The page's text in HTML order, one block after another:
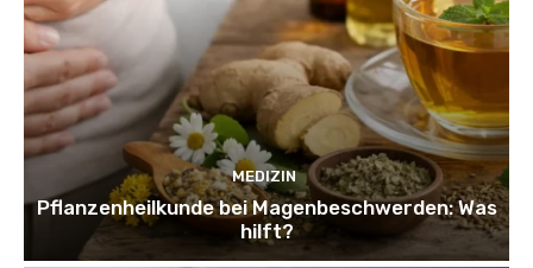
MEDIZIN
Pflanzenheilkunde bei Magenbeschwerden: Was
hilft?